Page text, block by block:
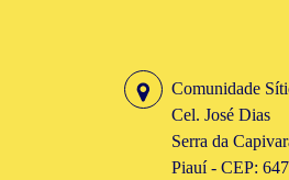
Comunidade
Cel. José Dias
Serra da
Piauí - CEP: